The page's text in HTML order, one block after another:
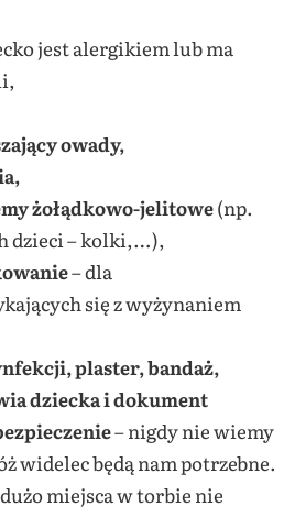
jest alergikiem lub ma
owady,
żołądkowo-jelitowe(np.
dzieci – kolki,…),
– dla
się z wyżynaniem
plaster, bandaż,
dziecka i dokument
– nigdy nie wiemy
widelec będą nam potrzebne.
miejsca w torbie nie